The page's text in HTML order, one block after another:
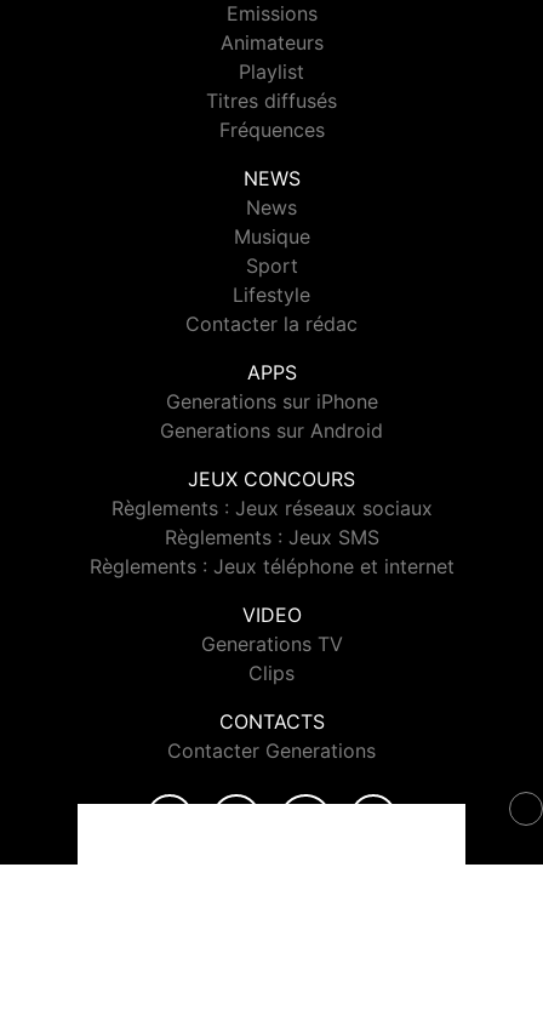
Emissions
Animateurs
Playlist
Titres diffusés
Fréquences
NEWS
News
Musique
Sport
Lifestyle
Contacter la rédac
APPS
Generations sur iPhone
Generations sur Android
JEUX CONCOURS
Règlements : Jeux réseaux sociaux
Règlements : Jeux SMS
Règlements : Jeux téléphone et internet
VIDEO
Generations TV
Clips
CONTACTS
Contacter Generations